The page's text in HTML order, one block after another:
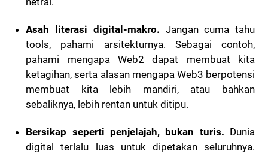
Asah literasi digital-makro. Jangan cuma tahu
tools, pahami arsitekturnya. Sebagai contoh,
pahami mengapa Web2 dapat membuat kita
ketagihan, serta alasan mengapa Web3 berpotensi
membuat kita lebih mandiri, atau bahkan
sebaliknya, lebih rentan untuk ditipu.
Bersikap seperti penjelajah, bukan turis. Dunia
digital terlalu luas untuk dipetakan seluruhnya.